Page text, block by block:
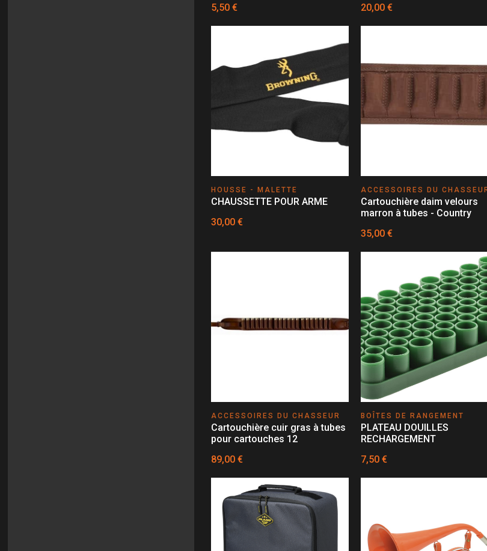
5,50 €
20,00 €
HOUSSE - MALETTE
CHAUSSETTE POUR ARME
30,00 €
ACCESSOIRES DU
Cartouchière daim velours
marron à tubes - Country
35,00 €
ACCESSOIRES DU CHASSEUR
Cartouchière cuir gras à tubes
pour cartouches 12
89,00 €
BOÎTES DE RANGEMENT
PLATEAU DOUILLES
RECHARGEMENT
7,50 €